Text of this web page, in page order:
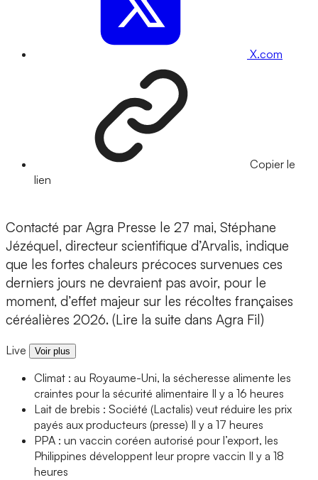
X.com
Copier le
lien
Contacté par Agra Presse le 27 mai, Stéphane
Jézéquel, directeur scientifique d’Arvalis, indique
que les fortes chaleurs précoces survenues ces
derniers jours ne devraient pas avoir, pour le
moment, d’effet majeur sur les récoltes françaises
céréalières 2026. (Lire la suite dans Agra Fil)
Live Voir plus
Climat : au Royaume-Uni, la sécheresse alimente les
craintes pour la sécurité alimentaire Il y a 16 heures
Lait de brebis : Société (Lactalis) veut réduire les prix
payés aux producteurs (presse) Il y a 17 heures
PPA : un vaccin coréen autorisé pour l’export, les
Philippines développent leur propre vaccin Il y a 18
heures